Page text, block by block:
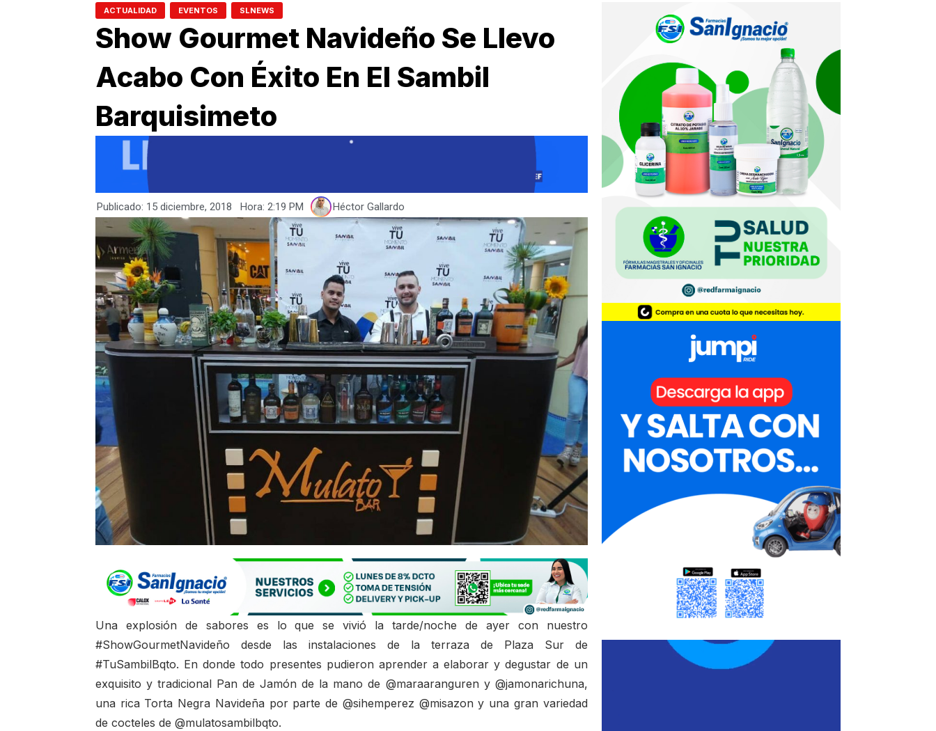
ACTUALIDAD EVENTOS SLNEWS
Show Gourmet Navideño Se Llevo
Acabo Con Éxito En El Sambil
Barquisimeto
Publicado: 15 diciembre, 2018 Hora: 2:19 PM Héctor Gallardo
Una explosión de sabores es lo que se vivió la tarde/noche de ayer con nuestro
#ShowGourmetNavideño desde las instalaciones de la terraza de Plaza Sur de
#TuSambilBqto. En donde todo presentes pudieron aprender a elaborar y degustar de un
exquisito y tradicional Pan de Jamón de la mano de @maraaranguren y @jamonarichuna,
una rica Torta Negra Navideña por parte de @sihemperez @misazon y una gran variedad
de cocteles de @mulatosambilbqto.